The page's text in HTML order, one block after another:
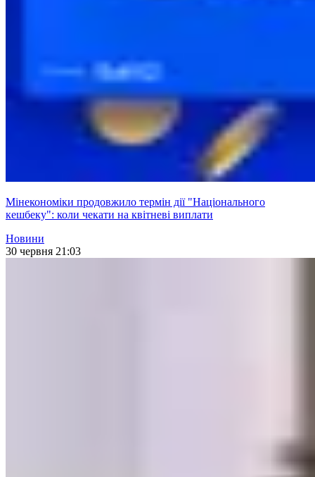
Мінекономіки продовжило термін дії "Національного
кешбеку": коли чекати на квітневі виплати
Новини
30 червня 21:03